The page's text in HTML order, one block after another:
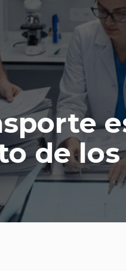
de